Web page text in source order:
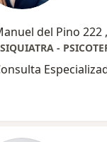
del Pino 222